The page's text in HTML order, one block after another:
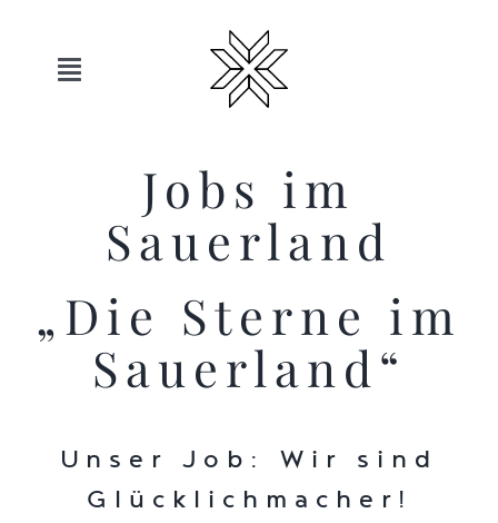
contentToggle
Sauerland
Angebote
Bewegen
Entspannen
Jobs im
Sauerland
„Die Sterne im
Sauerland“
Unser Job: Wir sind
Glücklichmacher!